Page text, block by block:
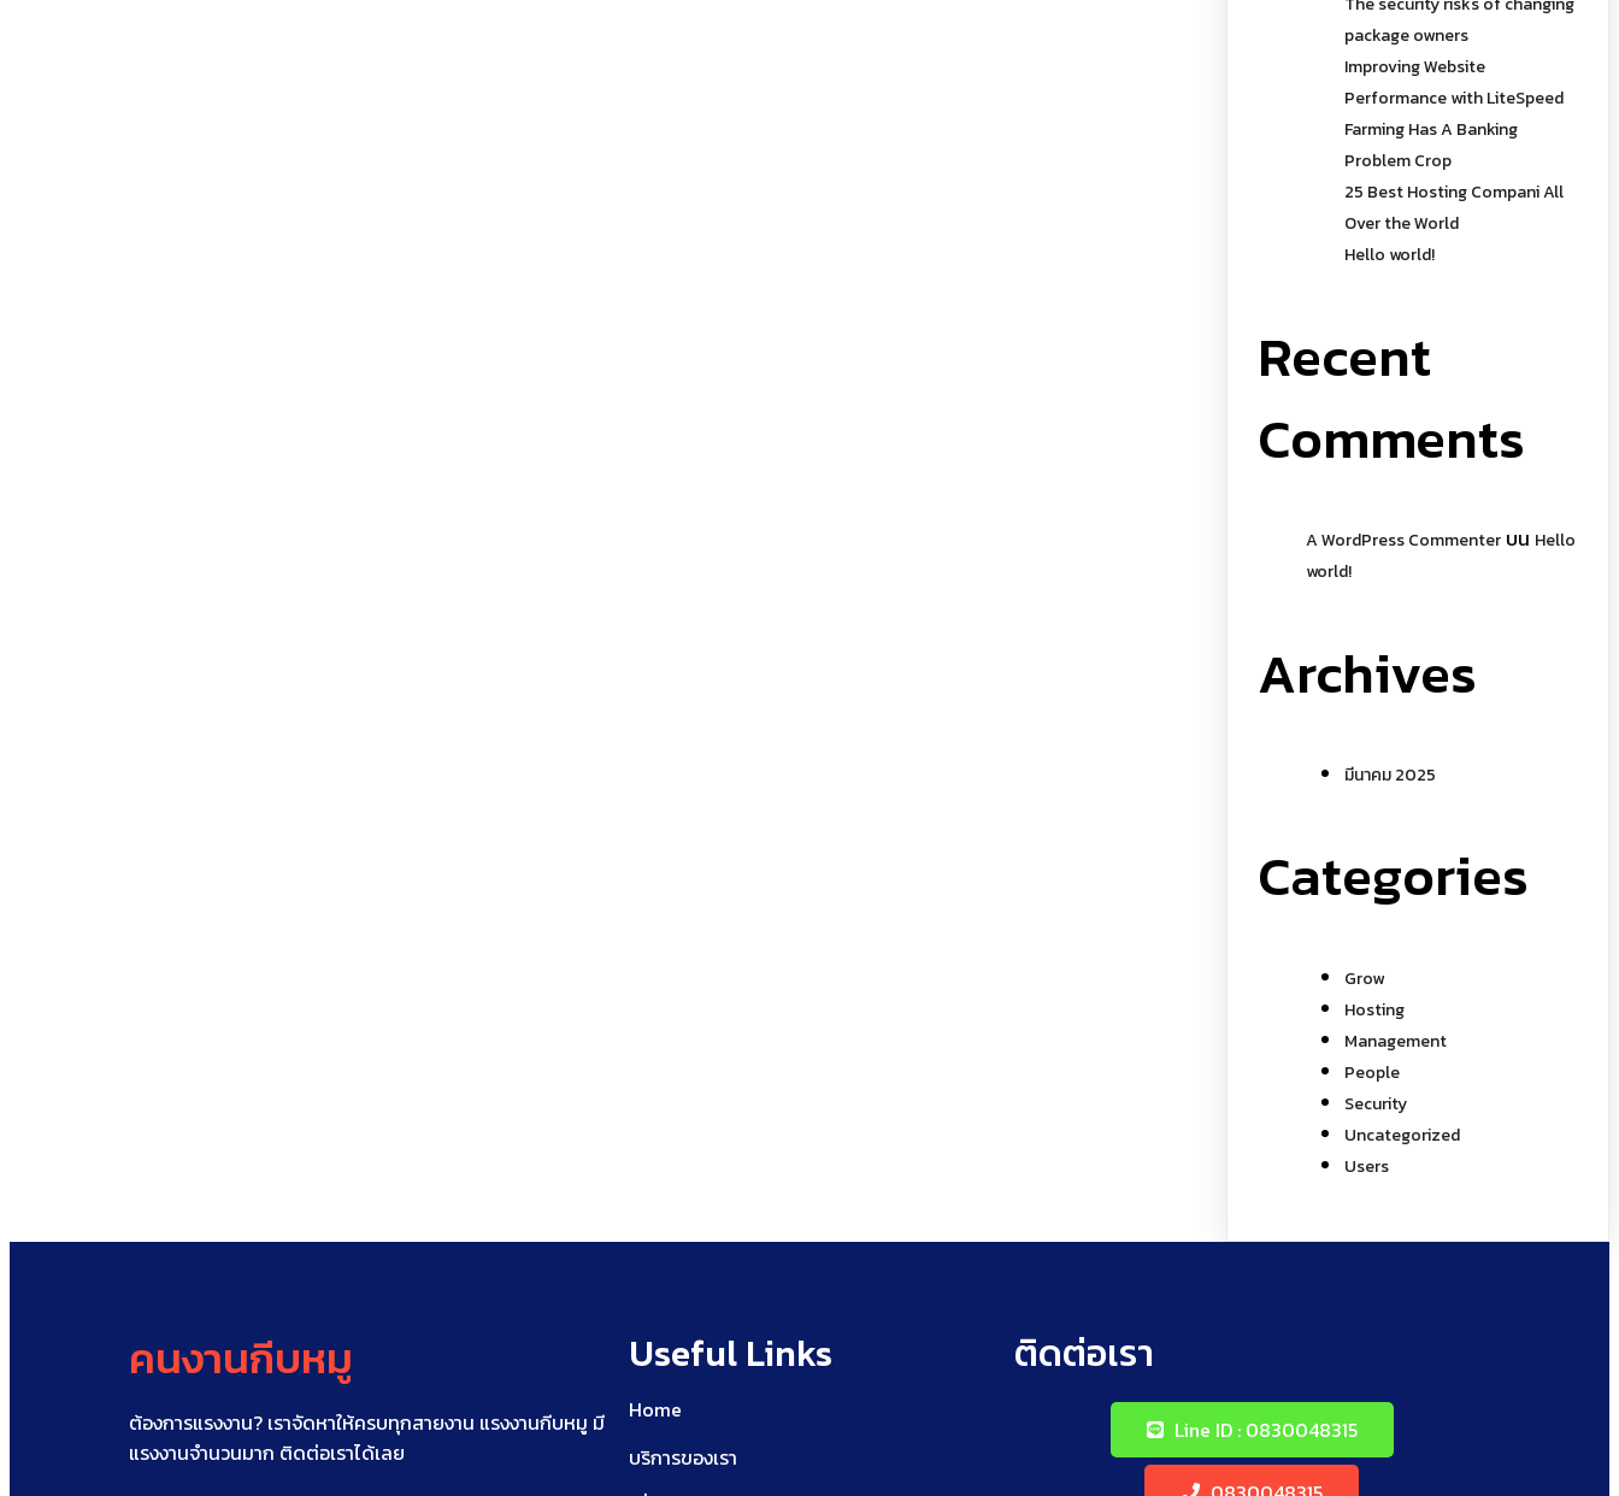
package owners
Improving Website
Performance with LiteSpeed
Farming Has A Banking
Problem Crop
25 Best Hosting Compani All
Over the World
Hello world!
Recent
Comments
A WordPress Commenter บน Hello
world!
Archives
มีนาคม 2025
Categories
Grow
Hosting
Management
People
Security
Uncategorized
Users
คนงานกีบหมู
ต้องการแรงงาน? เราจัดหาให้ครบทุกสายงาน แรงงานกีบหมู มี
แรงงานจำนวนมาก ติดต่อเราได้เลย
Useful Links
Home
บริการของเรา
ติดต่อเรา
Line ID : 0830048315